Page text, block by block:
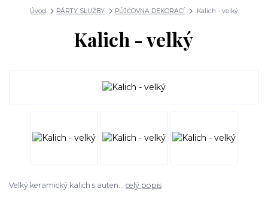
Úvod PÁRTY SLUŽBY PŮJČOVNA DEKORACÍ Kalich - velký
Kalich - velký
Velký keramický kalich s auten... celý popis